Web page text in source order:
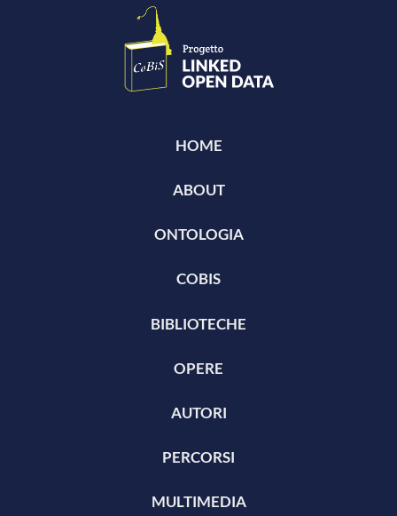
HOME
ABOUT
ONTOLOGIA
COBIS
BIBLIOTECHE
OPERE
AUTORI
PERCORSI
MULTIMEDIA